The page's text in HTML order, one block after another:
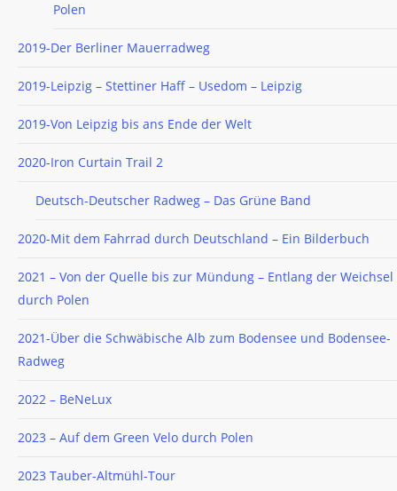
Polen
2019-Der Berliner Mauerradweg
2019-Leipzig – Stettiner Haff – Usedom – Leipzig
2019-Von Leipzig bis ans Ende der Welt
2020-Iron Curtain Trail 2
Deutsch-Deutscher Radweg – Das Grüne Band
2020-Mit dem Fahrrad durch Deutschland – Ein Bilderbuch
2021 – Von der Quelle bis zur Mündung – Entlang der Weichsel
durch Polen
2021-Über die Schwäbische Alb zum Bodensee und Bodensee-
Radweg
2022 – BeNeLux
2023 – Auf dem Green Velo durch Polen
2023 Tauber-Altmühl-Tour